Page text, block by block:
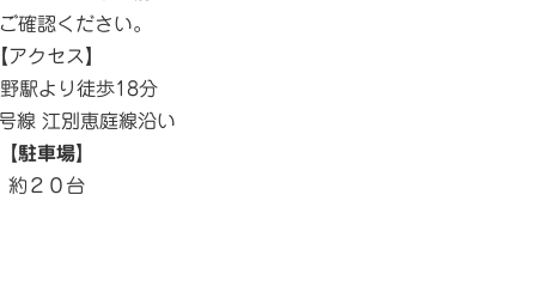
確認ください。
アクセス】
駅より徒歩18分
線 江別恵庭線沿い
駐車場】
約２０台